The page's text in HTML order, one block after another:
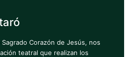
Corazón de Jesús, nos
teatral que realizan los